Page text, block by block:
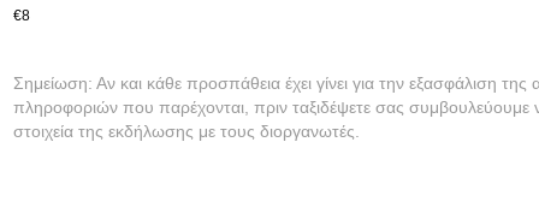
€8
Σημείωση: Αν και κάθε προσπάθεια έχει γίνει για την εξασφάλιση της
πληροφοριών που παρέχονται, πριν ταξιδέψετε σας συμβουλεύουμε
στοιχεία της εκδήλωσης με τους διοργανωτές.